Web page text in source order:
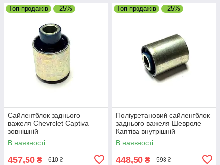
Топ продажів –25%
Сайлентблок заднього
важеля Chevrolet Captiva
зовнішній
В наявності
457,50 ₴ 610 ₴
Топ продажів –25%
Поліуретановий сайлентблок
заднього важеля Шевроле
Каптіва внутрішній
В наявності
448,50 ₴ 598 ₴